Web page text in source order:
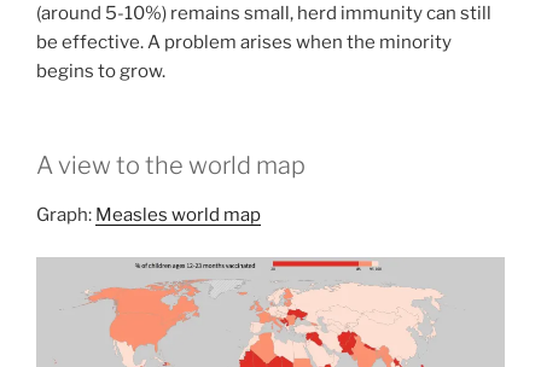
(around 5-10%) remains small, herd immunity can still
be effective. A problem arises when the minority
begins to grow.
A view to the world map
Graph: Measles world map